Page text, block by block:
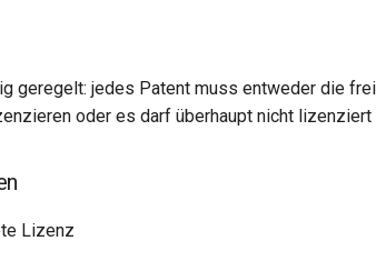
geregelt: jedes Patent muss entweder die
oder es darf überhaupt nicht lizenziert
Lizenz